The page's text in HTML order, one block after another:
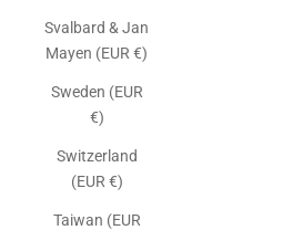
Svalbard & Jan
Mayen (EUR €)
Sweden (EUR
€)
Switzerland
(EUR €)
Taiwan (EUR